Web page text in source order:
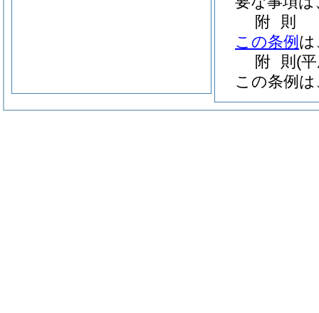
附 則
この条例 は
附 則 (
この条例